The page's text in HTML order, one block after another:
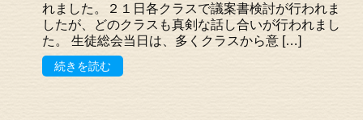
れました。２１日各クラスで議案書検討が行われま
したが、どのクラスも真剣な話し合いが行われまし
た。 生徒総会当日は、多くクラスから意 […]
続きを読む